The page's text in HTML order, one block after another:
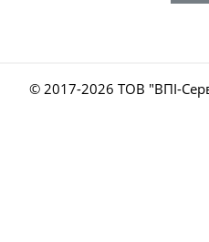
© 2017-2026 ТОВ "ВПІ-